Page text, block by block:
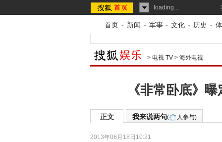
loading...
首页 - 新闻 - 军事 - 文化 - 历史 -
> 电视 TV > 海外电视
《非常卧底》
正文 我来说两句( 人参与)
2013年06月18日10:21